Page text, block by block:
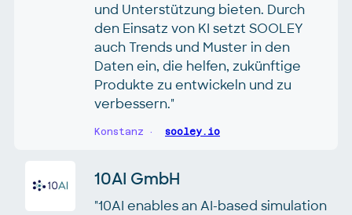
und Unterstützung bieten. Durch
den Einsatz von KI setzt SOOLEY
auch Trends und Muster in den
Daten ein, die helfen, zukünftige
Produkte zu entwickeln und zu
verbessern."
Konstanz sooley.io
10AI GmbH
"10AI enables an AI-based simulation